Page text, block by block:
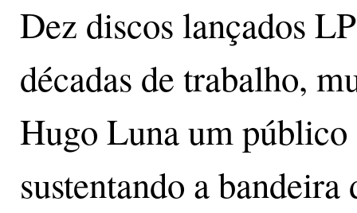
Dez discos lançados
décadas de trabalho,
Hugo Luna um público
sustentando a